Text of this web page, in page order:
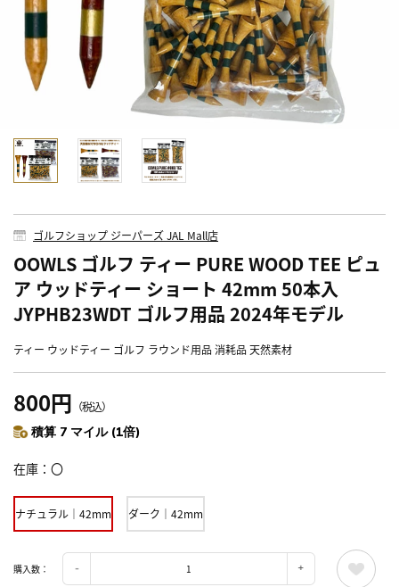
ゴルフショップ ジーパーズ JAL Mall店
OOWLS ゴルフ ティー PURE WOOD TEE ピュ
ア ウッドティー ショート 42mm 50本入
JYPHB23WDT ゴルフ用品 2024年モデル
ティー ウッドティー ゴルフ ラウンド用品 消耗品 天然素材
800円 （税込）
積算 7 マイル (1倍)
在庫 〇
ナチュラル｜42mm ダーク｜42mm
購入数：